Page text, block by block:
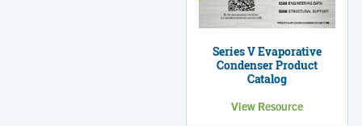
Series V Evaporative
Condenser Product
Catalog
View Resource